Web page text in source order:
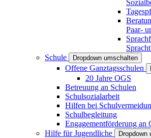
Paar-
Schule
Dropdown umschalten
Offene Ganztagsschulen
20 Jahre OGS
Betreuung an Schulen
Schulsozialarbeit
Hilfen bei
Schulbegleitung
Engagementförderung an
Hilfe für Jugendliche
Dropdown